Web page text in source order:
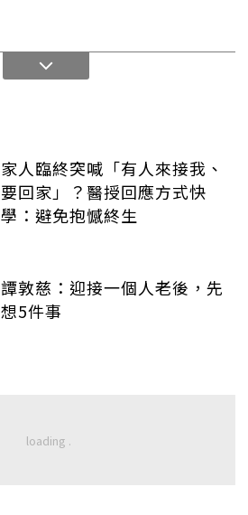
家人臨終突喊「有人來接我、
要回家」？醫授回應方式快
學：避免抱憾終生
譚敦慈：迎接一個人老後，先
想5件事